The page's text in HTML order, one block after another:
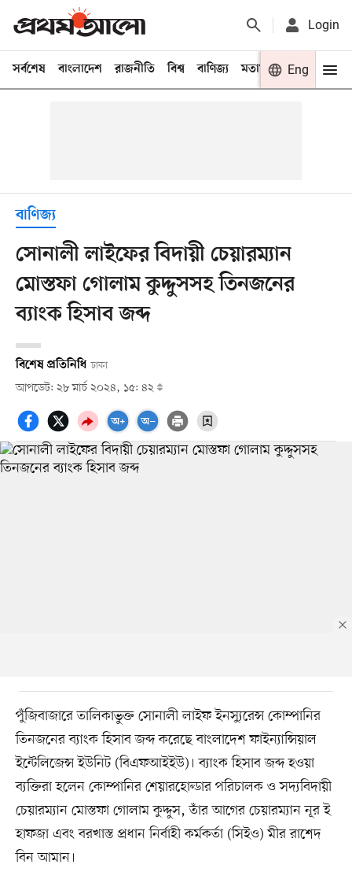
Login
সর্বশেষ বাংলাদেশ রাজনীতি বিশ্ব বাণিজ্য মতামত খেলা
Eng
বাণিজ্য
সোনালী লাইফের বিদায়ী চেয়ারম্যান
মোস্তফা গোলাম কুদ্দুসসহ তিনজনের
ব্যাংক হিসাব জব্দ
বিশেষ প্রতিনিধি ঢাকা
আপডেট: ২৮ মার্চ ২০২৪, ১৫: ৪২
পুঁজিবাজারে তালিকাভুক্ত সোনালী লাইফ ইনস্যুরেন্স কোম্পানির
তিনজনের ব্যাংক হিসাব জব্দ করেছে বাংলাদেশ ফাইন্যান্সিয়াল
ইন্টেলিজেন্স ইউনিট (বিএফআইইউ)। ব্যাংক হিসাব জব্দ হওয়া
ব্যক্তিরা হলেন কোম্পানির শেয়ারহোল্ডার পরিচালক ও সদ্যবিদায়ী
চেয়ারম্যান মোস্তফা গোলাম কুদ্দুস, তাঁর আগের চেয়ারম্যান নূর ই
হাফজা এবং বরখাস্ত প্রধান নির্বাহী কর্মকর্তা (সিইও) মীর রাশেদ
বিন আমান।